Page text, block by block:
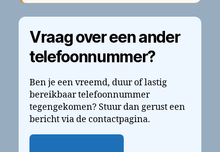
Vraag over een ander
telefoonnummer?
Ben je een vreemd, duur of lastig
bereikbaar telefoonnummer
tegengekomen? Stuur dan gerust een
bericht via de contactpagina.